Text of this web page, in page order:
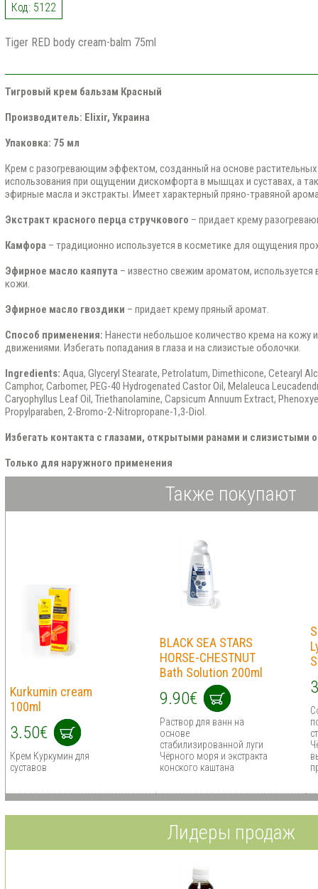
Код: 5122
Tiger RED body cream-balm 75ml
Тигровый крем бальзам Красный
Производитель: Elixir, Украина
Упаковка: 75 мл
Крем с разогревающим эффектом, созданный на основе
использования при ощущении дискомфорта в мышцах и суставах, а
эфирные масла и экстракты. Имеет характерный пряно-травяной
Экстракт красного перца стручкового – придает крему
Камфора– традиционно используется в косметике для ощущения
Эфирное масло каяпута– известно свежим ароматом, используется
кожи.
Эфирное масло гвоздики – придает крему пряный аромат.
Способ применения: Нанести небольшое количество крема на кожу
движениями. Избегать попадания в глаза и на слизистые оболочки.
Ingredients: Aqua, Glyceryl Stearate, Petrolatum, Dimethicone, Cetearyl
Camphor, Carbomer, PEG-40 Hydrogenated Castor Oil, Melaleuca
Caryophyllus Leaf Oil, Triethanolamine, Capsicum Annuum Extract,
Propylparaben, 2-Bromo-2-Nitropropane-1,3-Diol.
Избегать контакта с глазами, открытыми ранами и слизистыми
Только для наружного применения
Также покупают
Kurkumin cream
100ml
3.50€
Крем Куркумин для
суставов
BLACK SEA STARS
HORSE-CHESTNUT
Bath Solution 200ml
9.90€
Раствор для ванн на
основе
стабилизированной луги
Чёрного моря и экстракта
конского каштана
Лидеры продаж